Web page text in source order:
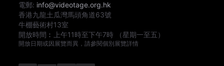
電郵: info@videotage.org.hk
香港九龍土瓜灣馬頭角道63號
牛棚藝術村13室
開放時間︰
上午11時至下午7時 （星期一至五）
開放日期或因展覽而異，請參閱個別展覽詳情